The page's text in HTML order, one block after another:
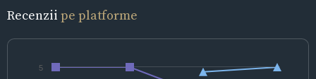
Recenzii pe platforme
5